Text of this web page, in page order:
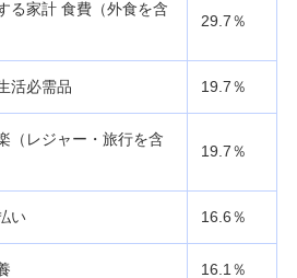
利用できる種類や選ぶポイン
りやすく解説
いときのリスクと対処法｜利用
紹介
ボとの違いも解説
る家計 食費（外食を含
29.7％
活必需品 19.7％
（レジャー・旅行を含
19.7％
い 16.6％
16.1％